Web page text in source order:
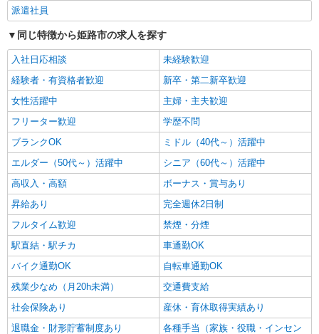
派遣社員
同じ特徴から姫路市の求人を探す
入社日応相談
未経験歓迎
経験者・有資格者歓迎
新卒・第二新卒歓迎
女性活躍中
主婦・主夫歓迎
フリーター歓迎
学歴不問
ブランクOK
ミドル（40代～）活躍中
エルダー（50代～）活躍中
シニア（60代～）活躍中
高収入・高額
ボーナス・賞与あり
昇給あり
完全週休2日制
フルタイム歓迎
禁煙・分煙
駅直結・駅チカ
車通勤OK
バイク通勤OK
自転車通勤OK
残業少なめ（月20h未満）
交通費支給
社会保険あり
産休・育休取得実績あり
退職金・財形貯蓄制度あり
各種手当（家族・役職・インセン